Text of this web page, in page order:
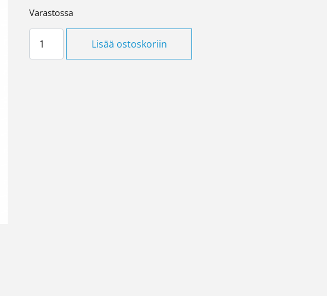
Varastossa
Lisää ostoskoriin